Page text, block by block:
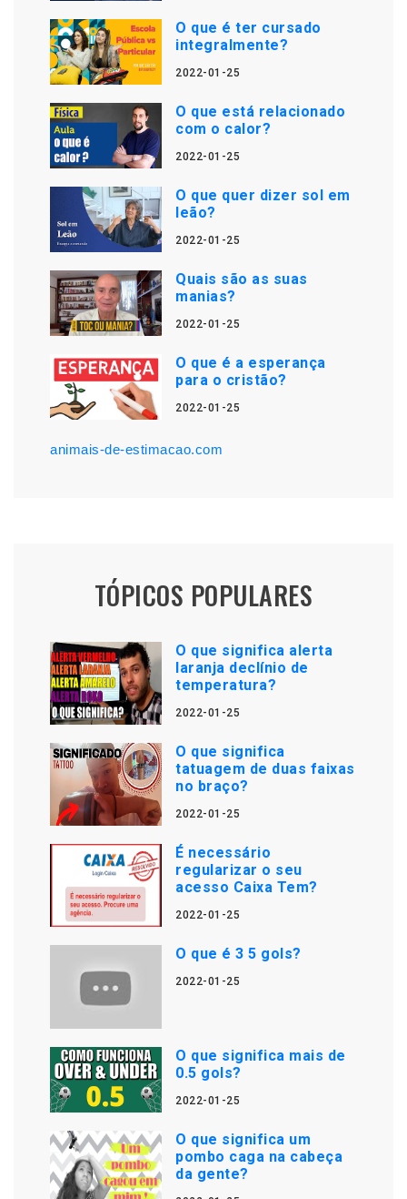
O que é ter cursado
integralmente?
2022-01-25
O que está relacionado
com o calor?
2022-01-25
O que quer dizer sol em
leão?
2022-01-25
Quais são as suas
manias?
2022-01-25
O que é a esperança
para o cristão?
2022-01-25
animais-de-estimacao.com
TÓPICOS POPULARES
O que significa alerta
laranja declínio de
temperatura?
2022-01-25
O que significa
tatuagem de duas faixas
no braço?
2022-01-25
É necessário
regularizar o seu
acesso Caixa Tem?
2022-01-25
O que é 3 5 gols?
2022-01-25
O que significa mais de
0.5 gols?
2022-01-25
O que significa um
pombo caga na cabeça
da gente?